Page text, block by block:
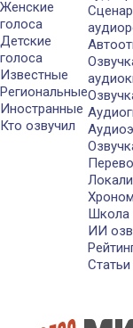
Женские
голоса
Детские
голоса
Известные
Региональные
Иностранные
Кто озвучил
Школа
ИИ
Статьи